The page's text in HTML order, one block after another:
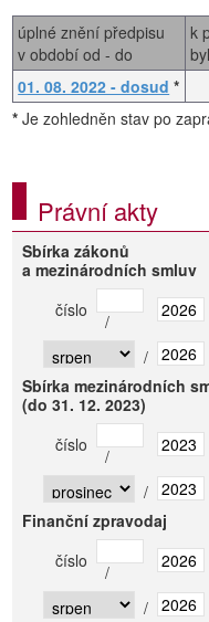
úplné znění předpisu
v období od - do
k
01. 08. 2022 - dosud *
* Je zohledněn stav po
Právní akty
Sbírka zákonů
a mezinárodních smluv
číslo
/
/
Sbírka mezinárodních
(do 31. 12. 2023)
číslo
/
/
Finanční zpravodaj
číslo
/
/